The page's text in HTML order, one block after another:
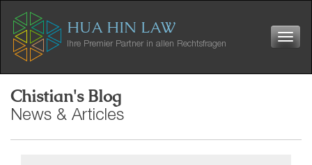
content
Toggle
navigation
HUA HIN LAW
Ihre Premier Partner in allen Rechtsfragen
Chistian's Blog
News & Articles